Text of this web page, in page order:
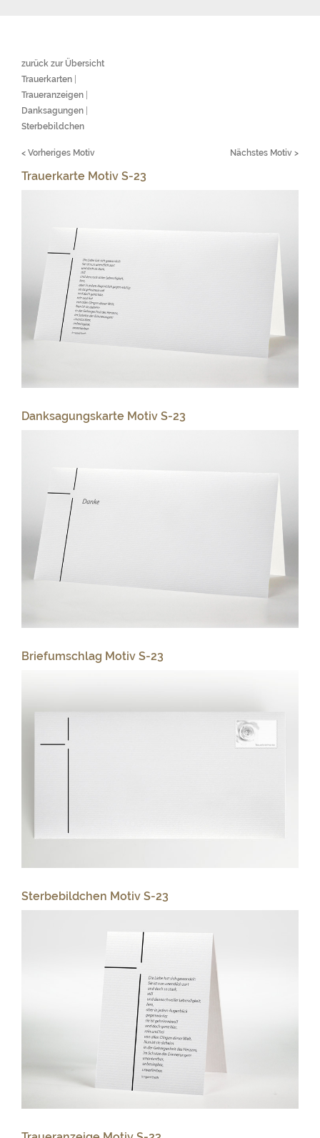
zurück zur Übersicht
Trauerkarten
Traueranzeigen
Danksagungen
Sterbebildchen
< Vorheriges Motiv Nächstes Motiv >
Trauerkarte Motiv S-23
Danksagungskarte Motiv S-23
Briefumschlag Motiv S-23
Sterbebildchen Motiv S-23